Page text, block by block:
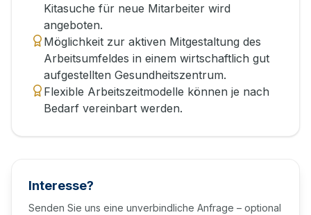
Kitasuche für neue Mitarbeiter wird
angeboten.
Möglichkeit zur aktiven Mitgestaltung des
Arbeitsumfeldes in einem wirtschaftlich gut
aufgestellten Gesundheitszentrum.
Flexible Arbeitszeitmodelle können je nach
Bedarf vereinbart werden.
Interesse?
Senden Sie uns eine unverbindliche Anfrage – optional